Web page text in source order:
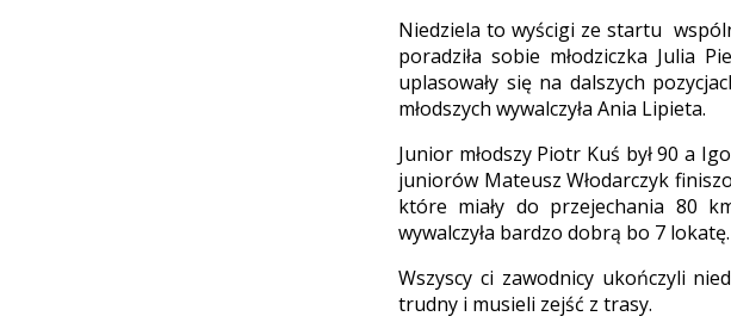
Niedziela to wyścigi ze startu
poradziła sobie młodziczka Julia
uplasowały się na dalszych
młodszych wywalczyła Ania Lipieta.
Junior młodszy Piotr Kuś był 90 a
juniorów Mateusz Włodarczyk
które miały do przejechania 80
wywalczyła bardzo dobrą bo 7
Wszyscy ci zawodnicy ukończyli
trudny i musieli zejść z trasy.